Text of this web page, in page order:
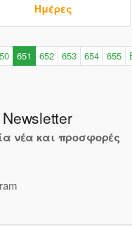
Ημέρες
651 652 653 654 655
νέα και προσφορές